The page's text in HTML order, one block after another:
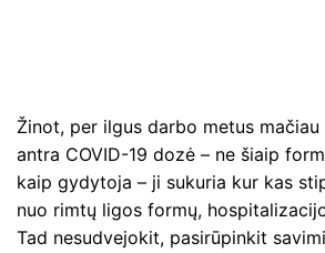
Žinot, per ilgus darbo metus
antra COVID-19 dozė – ne šiaip
kaip gydytoja – ji sukuria kur kas
nuo rimtų ligos formų,
Tad nesudvejokit, pasirūpinkit